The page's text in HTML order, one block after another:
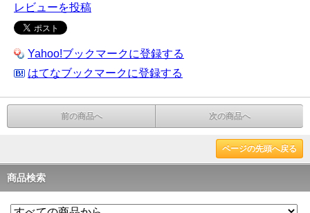
レビューを投稿
Yahoo!ブックマークに登録する
はてなブックマークに登録する
前の商品へ 次の商品へ
ページの先頭へ戻る
商品検索